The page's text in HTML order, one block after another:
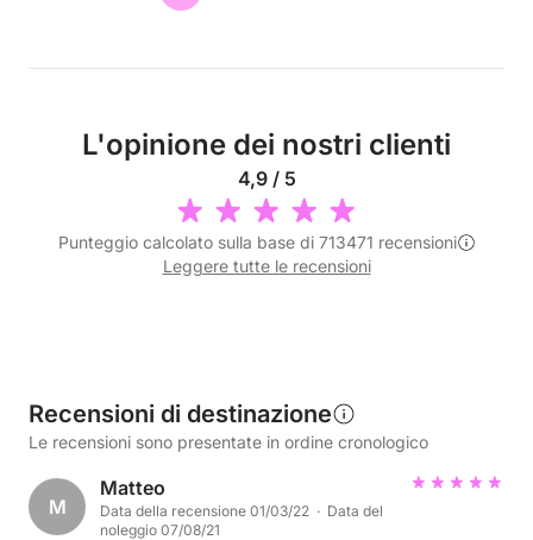
L'opinione dei nostri clienti
4,9 / 5
Punteggio calcolato sulla base di 713471 recensioni
Leggere tutte le recensioni
Recensioni di destinazione
Le recensioni sono presentate in ordine cronologico
M
Matteo
Data della recensione 01/03/22 · Data del
noleggio 07/08/21